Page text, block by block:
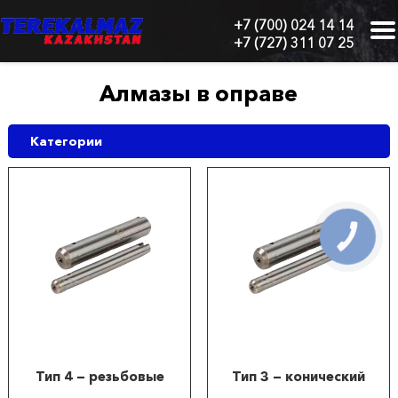
+7 (700) 024 14 14
+7 (727) 311 07 25
Алматы,
Тау",
блок
1
"Б",
Главная
Алмазы в оправе
Категории
Тип 4 — резьбовые Тип 3 — конический
КНОПКА
СВЯЗИ